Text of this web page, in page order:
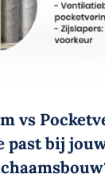
vs
past bij